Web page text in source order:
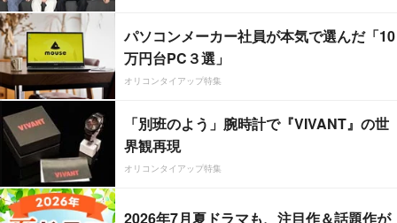
パソコンメーカー社員が本気で選んだ「10
万円台PC３選」
オリコンタイアップ特集
「別班のよう」腕時計で『VIVANT』の世
界観再現
オリコンタイアップ特集
2026年7月夏ドラマも、注目作＆話題作が